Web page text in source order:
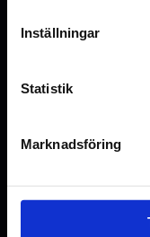
Inställningar
Statistik
Marknadsföring
Om Nordisk Film